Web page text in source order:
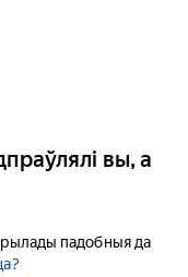
вы, а
падобныя да